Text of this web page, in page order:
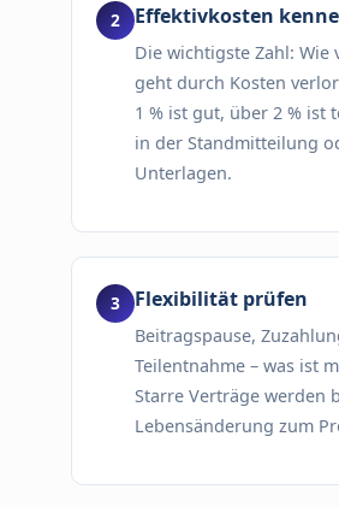
Effektivkosten
Die wichtigste Zahl: Wie
geht durch Kosten
1 % ist gut, über 2 % ist
in der Standmitteilung
Unterlagen.
Flexibilität prüfen
Beitragspause,
Teilentnahme – was ist
Starre Verträge werden
Lebensänderung zum